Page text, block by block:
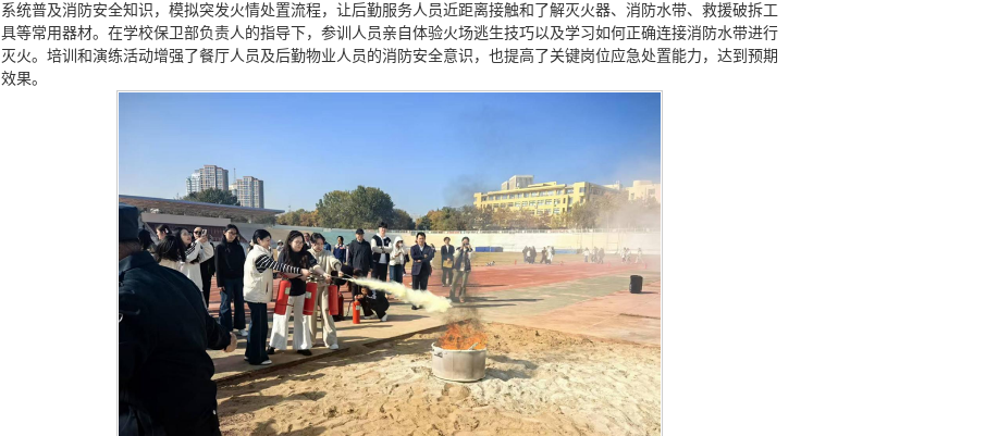
系统普及消防安全知识，模拟突发火情处置流程，让后勤服务人员近距离接触和了解灭火器、消防水带、救援破拆工
具等常用器材。在学校保卫部负责人的指导下，参训人员亲自体验火场逃生技巧以及学习如何正确连接消防水带进行
灭火。培训和演练活动增强了餐厅人员及后勤物业人员的消防安全意识，也提高了关键岗位应急处置能力，达到预期
效果。